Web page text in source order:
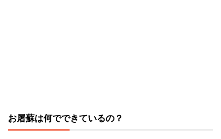
お屠蘇は何でできているの？